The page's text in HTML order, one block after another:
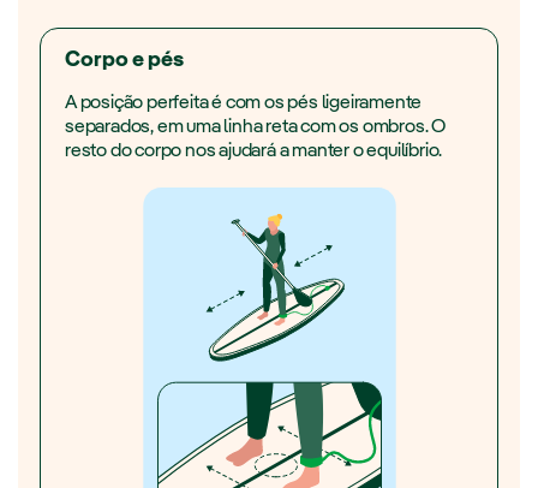
Corpo e pés
A posição perfeita é com os pés ligeiramente
separados, em uma linha reta com os ombros. O
resto do corpo nos ajudará a manter o equilíbrio.